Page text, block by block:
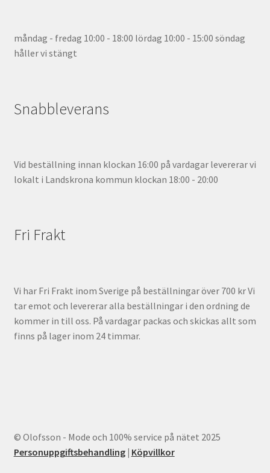
måndag - fredag 10:00 - 18:00 lördag 10:00 - 15:00 söndag
håller vi stängt
Snabbleverans
Vid beställning innan klockan 16:00 på vardagar levererar vi
lokalt i Landskrona kommun klockan 18:00 - 20:00
Fri Frakt
Vi har Fri Frakt inom Sverige på beställningar över 700 kr Vi
tar emot och levererar alla beställningar i den ordning de
kommer in till oss. På vardagar packas och skickas allt som
finns på lager inom 24 timmar.
© Olofsson - Mode och 100% service på nätet 2025
Personuppgiftsbehandling| Köpvillkor